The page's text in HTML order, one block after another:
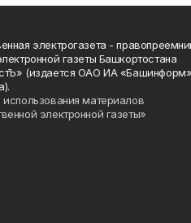
электрогазета -
газеты Башкортостана
(издается ОАО ИА
материалов
электронной газеты»